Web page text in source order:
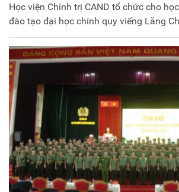
Học viện Chính trị CAND tổ chức cho
đào tạo đại học chính quy viếng Lăng